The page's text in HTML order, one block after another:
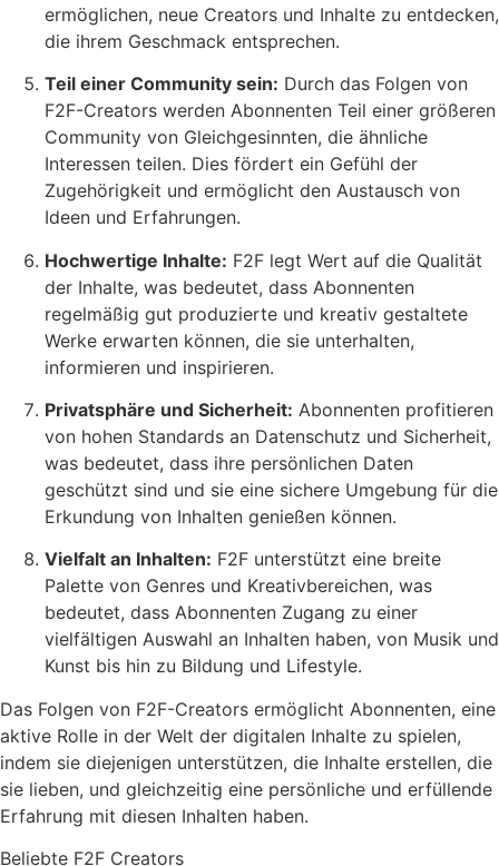
ermöglichen, neue Creators und Inhalte zu entdecken,
die ihrem Geschmack entsprechen.
Teil einer Community sein: Durch das Folgen von
F2F-Creators werden Abonnenten Teil einer größeren
Community von Gleichgesinnten, die ähnliche
Interessen teilen. Dies fördert ein Gefühl der
Zugehörigkeit und ermöglicht den Austausch von
Ideen und Erfahrungen.
Hochwertige Inhalte: F2F legt Wert auf die Qualität
der Inhalte, was bedeutet, dass Abonnenten
regelmäßig gut produzierte und kreativ gestaltete
Werke erwarten können, die sie unterhalten,
informieren und inspirieren.
Privatsphäre und Sicherheit: Abonnenten profitieren
von hohen Standards an Datenschutz und Sicherheit,
was bedeutet, dass ihre persönlichen Daten
geschützt sind und sie eine sichere Umgebung für die
Erkundung von Inhalten genießen können.
Vielfalt an Inhalten: F2F unterstützt eine breite
Palette von Genres und Kreativbereichen, was
bedeutet, dass Abonnenten Zugang zu einer
vielfältigen Auswahl an Inhalten haben, von Musik und
Kunst bis hin zu Bildung und Lifestyle.
Das Folgen von F2F-Creators ermöglicht Abonnenten, eine
aktive Rolle in der Welt der digitalen Inhalte zu spielen,
indem sie diejenigen unterstützen, die Inhalte erstellen, die
sie lieben, und gleichzeitig eine persönliche und erfüllende
Erfahrung mit diesen Inhalten haben.
Beliebte F2F Creators